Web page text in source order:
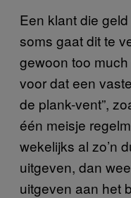
Een klant die
soms gaat dit te
gewoon too
voor dat een
de plank-vent”,
één meisje
wekelijks al zo’n
uitgeven, dan
uitgeven aan het